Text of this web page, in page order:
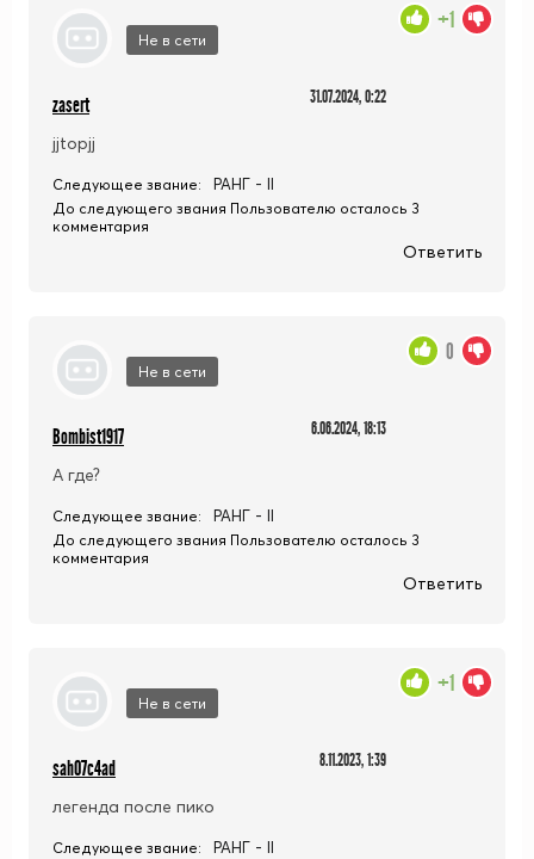
Не в сети
zasert 31.07.2024, 0:22
jjtopjj
+1
Следующее звание: РАНГ - II
До следующего звания Пользователю осталось 3
комментария
Ответить
Не в сети
Bombist1917 6.06.2024, 18:13
А где?
0
Следующее звание: РАНГ - II
До следующего звания Пользователю осталось 3
комментария
Ответить
Не в сети
sah07c4ad 8.11.2023, 1:39
легенда после пико
+1
Следующее звание: РАНГ - II